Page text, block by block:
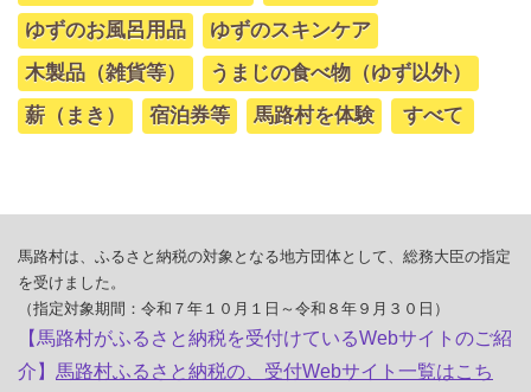
ゆずのお風呂用品
ゆずのスキンケア
木製品（雑貨等）
うまじの食べ物（ゆず以外）
薪（まき）
宿泊券等 馬路村を体験 すべて
馬路村は、ふるさと納税の対象となる地方団体として、総務大臣の指定
を受けました。
（指定対象期間：令和７年１０月１日～令和８年９月３０日）
【馬路村がふるさと納税を受付けているWebサイトのご紹
介】 馬路村ふるさと納税の、受付Webサイト一覧はこち